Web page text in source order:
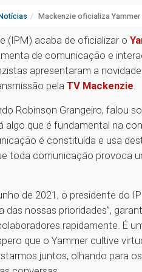
Mackenzie oficializa
(IPM) acaba de oficializar o
de comunicação e
apresentaram a
pela TV Mackenzie.
Robinson Grangeiro, falou
algo que é fundamental na
é constituída e usa
toda comunicação provoca
de 2021, o presidente do
das nossas prioridades”,
rapidamente. É
que o Yammer cultive
juntos, olhando para